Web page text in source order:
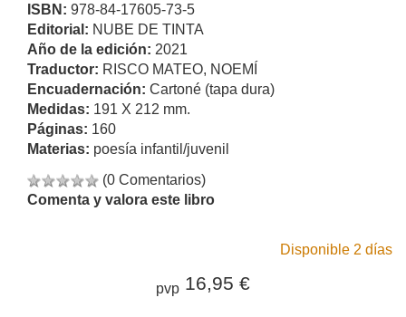
ISBN: 978-84-17605-73-5
Editorial: NUBE DE TINTA
Año de la edición: 2021
Traductor: RISCO MATEO, NOEMÍ
Encuadernación: Cartoné (tapa dura)
Medidas: 191 X 212 mm.
Páginas: 160
Materias: poesía infantil/juvenil
(0 Comentarios)
Comenta y valora este libro
Disponible 2 días
pvp 16,95 €